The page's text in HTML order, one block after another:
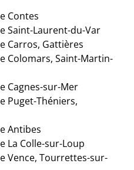
Contes
Saint-Laurent-du-Var
Carros, Gattières
Colomars, Saint-Martin-
Cagnes-sur-Mer
Puget-Théniers,
Antibes
La Colle-sur-Loup
Vence, Tourrettes-sur-